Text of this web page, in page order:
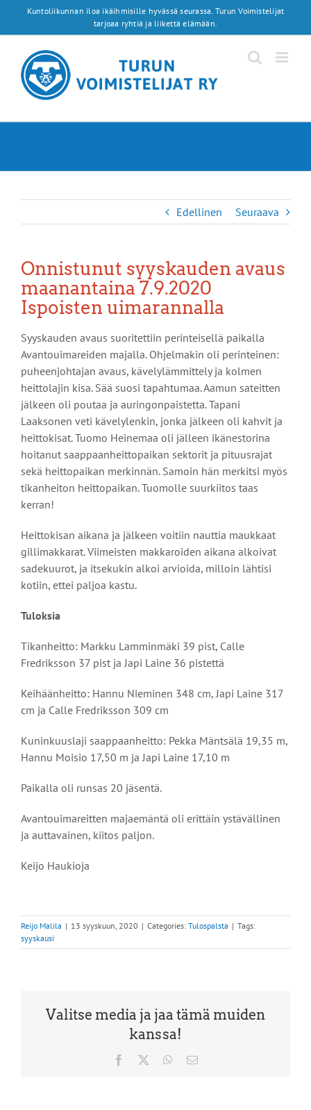
Kuntoliikunnan iloa ikäihmisille hyvässä seurassa. Turun Voimistelijat
tarjoaa ryhtiä ja liikettä elämään.
Edellinen Seuraava
Onnistunut syyskauden avaus
maanantaina 7.9.2020
Ispoisten uimarannalla
Syyskauden avaus suoritettiin perinteisellä paikalla
Avantouimareiden majalla. Ohjelmakin oli perinteinen:
puheenjohtajan avaus, kävelylämmittely ja kolmen
heittolajin kisa. Sää suosi tapahtumaa. Aamun sateitten
jälkeen oli poutaa ja auringonpaistetta. Tapani
Laaksonen veti kävelylenkin, jonka jälkeen oli kahvit ja
heittokisat. Tuomo Heinemaa oli jälleen ikänestorina
hoitanut saappaanheittopaikan sektorit ja pituusrajat
sekä heittopaikan merkinnän. Samoin hän merkitsi myös
tikanheiton heittopaikan. Tuomolle suurkiitos taas
kerran!
Heittokisan aikana ja jälkeen voitiin nauttia maukkaat
gillimakkarat. Viimeisten makkaroiden aikana alkoivat
sadekuurot, ja itsekukin alkoi arvioida, milloin lähtisi
kotiin, ettei paljoa kastu.
Tuloksia
Tikanheitto: Markku Lamminmäki 39 pist, Calle
Fredriksson 37 pist ja Japi Laine 36 pistettä
Keihäänheitto: Hannu Nieminen 348 cm, Japi Laine 317
cm ja Calle Fredriksson 309 cm
Kuninkuuslaji saappaanheitto: Pekka Mäntsälä 19,35 m,
Hannu Moisio 17,50 m ja Japi Laine 17,10 m
Paikalla oli runsas 20 jäsentä.
Avantouimareitten majaemäntä oli erittäin ystävällinen
ja auttavainen, kiitos paljon.
Keijo Haukioja
Reijo Malila | 13 syyskuun, 2020 | Categories: Tulospalsta | Tags:
syyskausi
Valitse media ja jaa tämä muiden
kanssa!
Facebook WhatsAppSähköposti